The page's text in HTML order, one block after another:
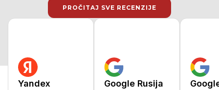
PROČITAJ SVE RECENZIJE
PROČITAJ SVE RECENZIJE
Yandex Google Rusija